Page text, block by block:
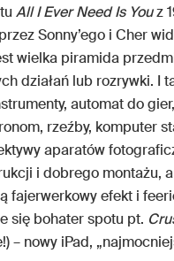
All I Ever Need Is Youz
Sonny’ego i Cher
wielka piramida
działań lub rozrywki. I
automat do
rzeźby, komputer
aparatów
i dobrego montażu,
fajerwerkowy efekt i
się bohater spotu pt.
– nowy iPad,